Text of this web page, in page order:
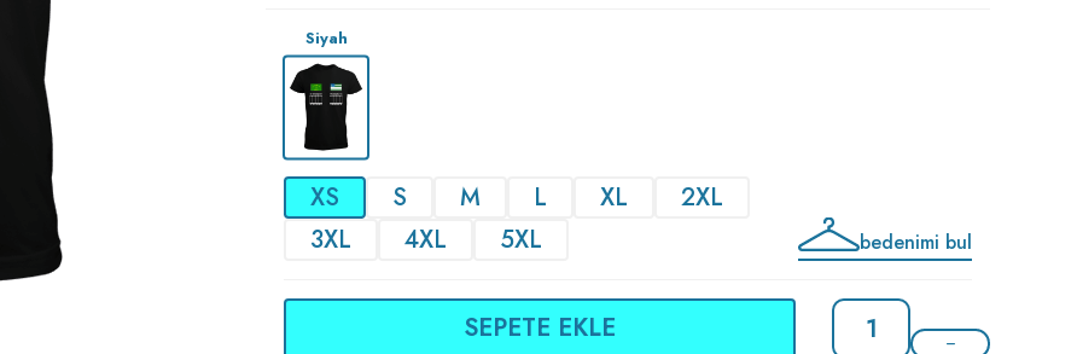
Siyah
XS S M L XL
2XL
3XL
4XL 5XL bedenimi bul
SEPETE EKLE